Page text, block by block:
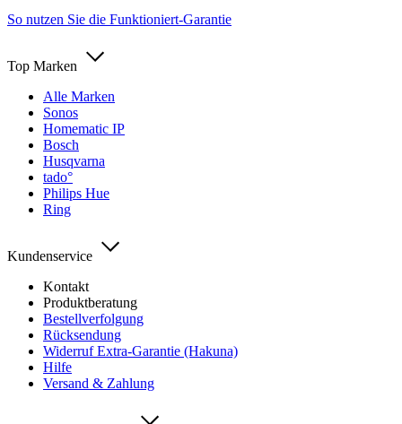
So nutzen Sie die Funktioniert-Garantie
Top Marken
Alle Marken
Sonos
Homematic IP
Bosch
Husqvarna
tado°
Philips Hue
Ring
Kundenservice
Kontakt
Produktberatung
Bestellverfolgung
Rücksendung
Widerruf Extra-Garantie (Hakuna)
Hilfe
Versand & Zahlung